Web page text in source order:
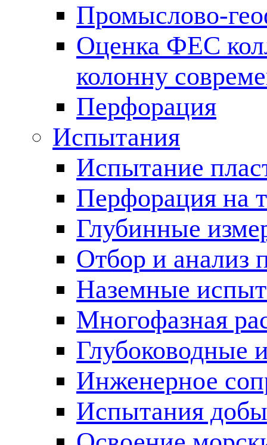
Промыслово-
Оценка ФЕС
колонну
Перфорация
Испытания
Испытание
Перфорация на
Глубинные
Отбор и анализ
Наземные
Многофазная
Глубоководные
Инженерное
Испытания